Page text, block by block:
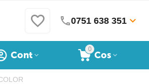
0751 638 351
0
Cos
Cont